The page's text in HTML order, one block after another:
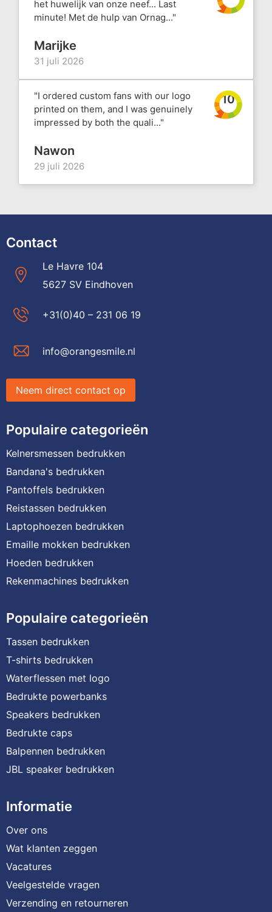
het huwelijk van onze neef... Last
minute! Met de hulp van Ornag..."
Marijke
31 juli 2026
"I ordered custom fans with our logo
printed on them, and I was genuinely
impressed by both the quali..."
10
Nawon
29 juli 2026
Contact
Le Havre 104
5627 SV Eindhoven
+31(0)40 – 231 06 19
info@orangesmile.nl
Neem direct contact op
Populaire categorieën
Kelnersmessen bedrukken
Bandana's bedrukken
Pantoffels bedrukken
Reistassen bedrukken
Laptophoezen bedrukken
Emaille mokken bedrukken
Hoeden bedrukken
Rekenmachines bedrukken
Populaire categorieën
Tassen bedrukken
T-shirts bedrukken
Waterflessen met logo
Bedrukte powerbanks
Speakers bedrukken
Bedrukte caps
Balpennen bedrukken
JBL speaker bedrukken
Informatie
Over ons
Wat klanten zeggen
Vacatures
Veelgestelde vragen
Verzending en retourneren